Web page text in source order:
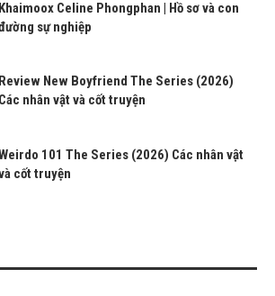
Khaimoox Celine Phongphan | Hồ sơ và con
sự nghiệp
Review New Boyfriend The Series (2026)
Các nhân vật và cốt truyện
101 The Series (2026) Các nhân vật
cốt truyện